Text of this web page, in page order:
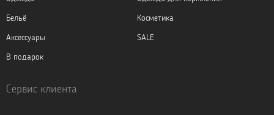
Бельё
Косметика
Аксессуары
SALE
В подарок
Сервис клиента